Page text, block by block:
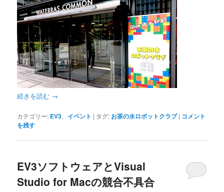
続きを読む →
カテゴリー: EV3 イベント | タグ: お茶の水ロボットクラブ | コメント
を残す
EV3ソフトウェアとVisual
Studio for Macの競合不具合